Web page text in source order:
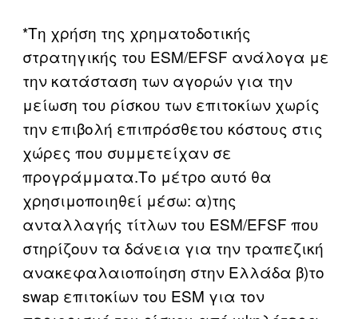
*Τη χρήση της χρηματοδοτικής
στρατηγικής του ESM/EFSF ανάλογα με
την κατάσταση των αγορών για την
μείωση του ρίσκου των επιτοκίων χωρίς
την επιβολή επιπρόσθετου κόστους στις
χώρες που συμμετείχαν σε
προγράμματα.Το μέτρο αυτό θα
χρησιμοποιηθεί μέσω: α)της
ανταλλαγής τίτλων του ESM/EFSF που
στηρίζουν τα δάνεια για την τραπεζική
ανακεφαλαιοποίηση στην Ελλάδα β)το
swap επιτοκίων του ESM για τον